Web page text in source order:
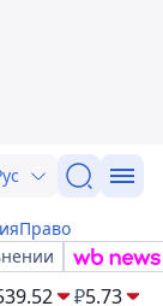
Право
₽5.73